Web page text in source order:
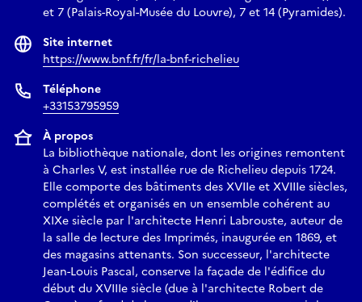
et 7 (Palais-Royal-Musée du Louvre), 7 et 14 (Pyramides).
Site internet
https://www.bnf.fr/fr/la-bnf-richelieu
Téléphone
+33153795959
À propos
La bibliothèque nationale, dont les origines remontent
à Charles V, est installée rue de Richelieu depuis 1724.
Elle comporte des bâtiments des XVIIe et XVIIIe siècles,
complétés et organisés en un ensemble cohérent au
XIXe siècle par l'architecte Henri Labrouste, auteur de
la salle de lecture des Imprimés, inaugurée en 1869, et
des magasins attenants. Son successeur, l'architecte
Jean-Louis Pascal, conserve la façade de l'édifice du
début du XVIIIe siècle (due à l'architecte Robert de